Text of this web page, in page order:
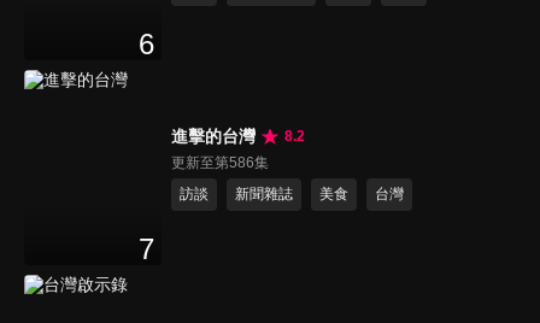
6
7
進擊的台灣
8.2
更新至第586集
訪談
新聞雜誌 美食 台灣